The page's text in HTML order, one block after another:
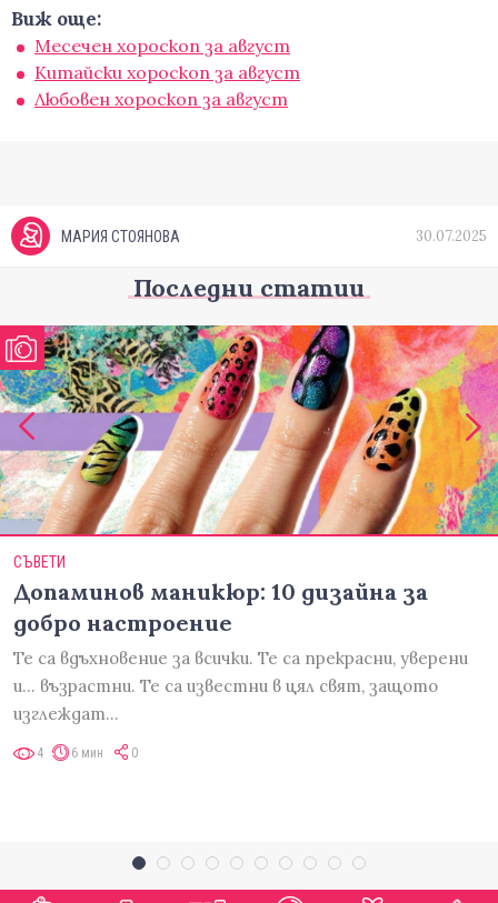
Виж още:
Месечен хороскоп за август
Китайски хороскоп за август
Любовен хороскоп за август
МАРИЯ СТОЯНОВА 30.07.2025
Последни статии
СЪВЕТИ
Допаминов маникюр: 10 дизайна за
добро настроение
Те са вдъхновение за всички. Те са прекрасни, уверени
и... възрастни. Те са известни в цял свят, защото
изглеждат…
4 6 мин 0